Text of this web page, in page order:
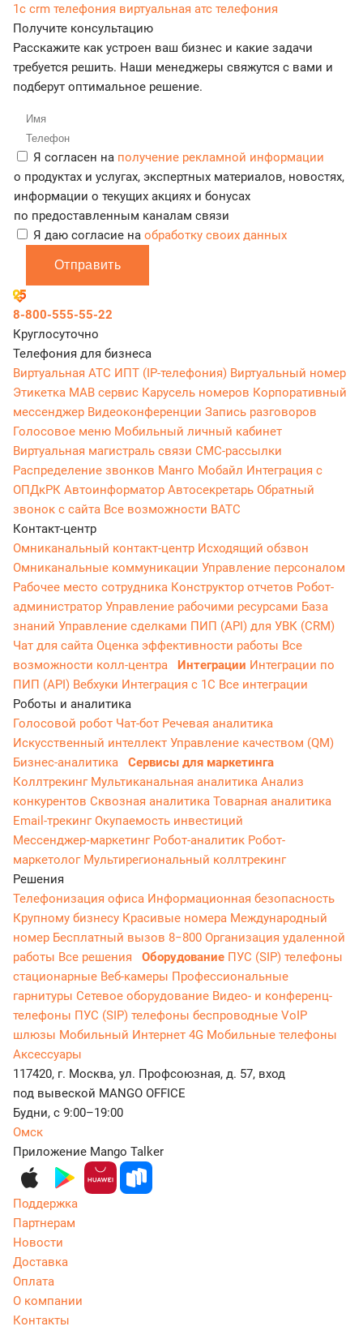
1c crm телефония виртуальная атс телефония
Получите консультацию
Расскажите как устроен ваш бизнес и какие задачи
требуется решить. Наши менеджеры свяжутся с вами и
подберут оптимальное решение.
Я согласен на получение рекламной информации
о продуктах и услугах, экспертных материалов, новостях,
информации о текущих акциях и бонусах
по предоставленным каналам связи
Я даю согласие на обработку своих данных
Отправить
8-800-555-55-22
Круглосуточно
Телефония для бизнеса
Виртуальная АТС ИПТ (IP-телефония) Виртуальный номер
Этикетка МАВ сервис Карусель номеров Корпоративный
мессенджер Видеоконференции Запись разговоров
Голосовое меню Мобильный личный кабинет
Виртуальная магистраль связи СМС-рассылки
Распределение звонков Манго Мобайл Интеграция с
ОПДкРК Автоинформатор Автосекретарь Обратный
звонок с сайта Все возможности ВАТС
Контакт-центр
Омниканальный контакт-центр Исходящий обзвон
Омниканальные коммуникации Управление персоналом
Рабочее место сотрудника Конструктор отчетов Робот-
администратор Управление рабочими ресурсами База
знаний Управление сделками ПИП (API) для УВК (CRM)
Чат для сайта Оценка эффективности работы Все
возможности колл-центра
Интеграции Интеграции по
ПИП (API) Вебхуки Интеграция с 1С Все интеграции
Роботы и аналитика
Голосовой робот Чат-бот Речевая аналитика
Искусственный интеллект Управление качеством (QM)
Бизнес-аналитика
Сервисы для маркетинга
Коллтрекинг Мультиканальная аналитика Анализ
конкурентов Сквозная аналитика Товарная аналитика
Email-трекингОкупаемость инвестиций
Мессенджер‑маркетинг Робот-аналитик Робот-
маркетолог Мультирегиональный коллтрекинг
Решения
Телефонизация офиса Информационная безопасность
Крупному бизнесу Красивые номера Международный
номер Бесплатный вызов 8−800 Организация удаленной
работы Все решения Оборудование ПУС (SIP) телефоны
стационарные Веб-камеры Профессиональные
гарнитуры Сетевое оборудование Видео- и конференц-
телефоны ПУС (SIP) телефоны беспроводные VoIP
шлюзы Мобильный Интернет 4G Мобильные телефоны
Аксессуары
117420, г. Москва, ул. Профсоюзная, д. 57, вход
под вывеской MANGO OFFICE
Будни, с 9:00–19:00
Омск
Приложение Mango Talker
Поддержка
Партнерам
Новости
Доставка
Оплата
О компании
Контакты